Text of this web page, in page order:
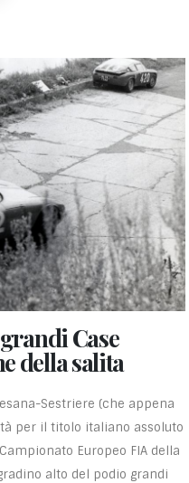
Case
della salita
Sestriere (che appena
per il titolo italiano assoluto
Europeo FIA della
alto del podio grandi